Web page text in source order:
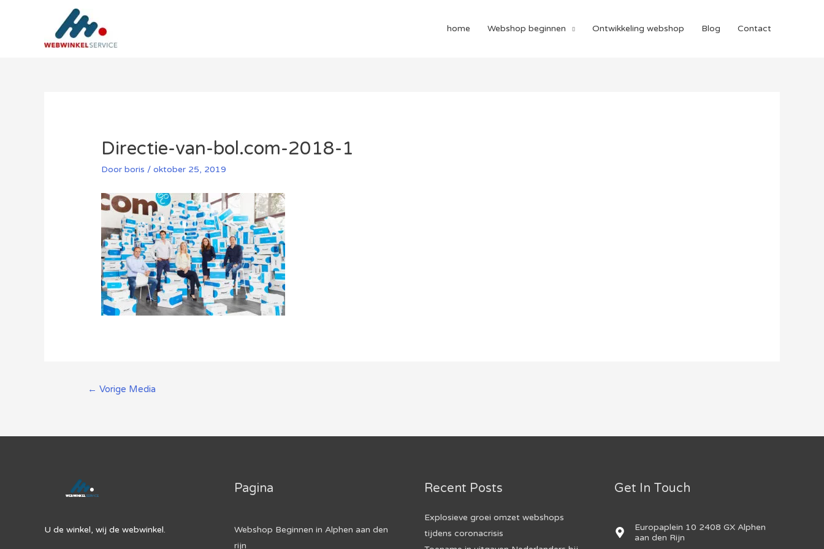
home Webshop beginnen Ontwikkeling webshop Blog Contact
Directie-van-bol.com-2018-1
Doorboris /oktober 25, 2019
Berichtnavigatie
← Vorige Media
U de winkel, wij de webwinkel.
Pagina
Webshop Beginnen in Alphen aan den
rijn
Recent Posts
Explosieve groei omzet webshops
tijdens coronacrisis
Get In Touch
Europaplein 10 2408 GX Alphen
aan den Rijn